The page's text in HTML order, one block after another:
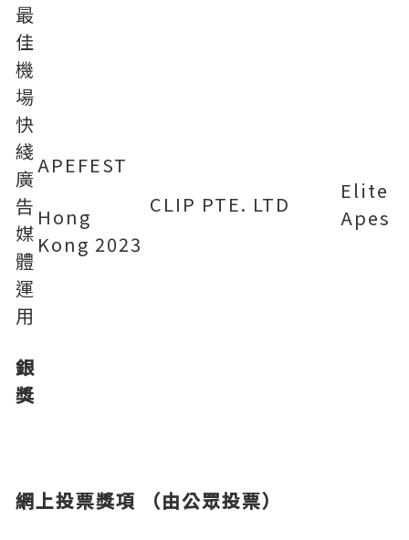
最
佳
機
場
快
綫
廣
告
媒
體
運
用
銀
獎
APEFEST
Hong
Kong 2023
CLIP PTE. LTD
Elite
Apes
網上投票獎項 （由公眾投票）